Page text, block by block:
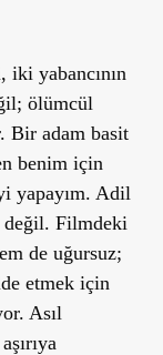
iki yabancının
ölümcül
Bir adam basit
benim için
yapayım. Adil
değil. Filmdeki
de uğursuz;
etmek için
Asıl